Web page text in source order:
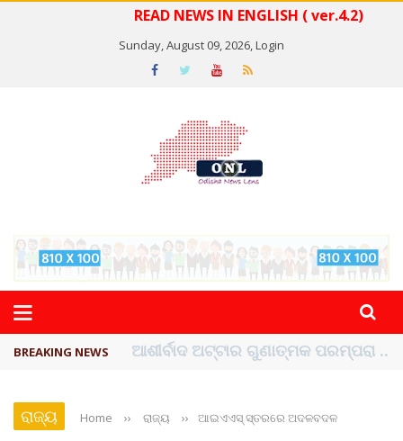
READ NEWS IN ENGLISH ( ver.4.2)
Sunday, August 09, 2026,Login
BREAKING NEWS ବେଦାନ୍ତ ଆଲୁମିନିୟର ପ୍ରକଳ୍ପ ସଙ୍ଗମ ...
ରାଜ୍ୟ Home ›› ରାଜ୍ୟ ›› ଆଇଏଏସ୍ ସ୍ତରରେ ଅଦଳବଦଳ